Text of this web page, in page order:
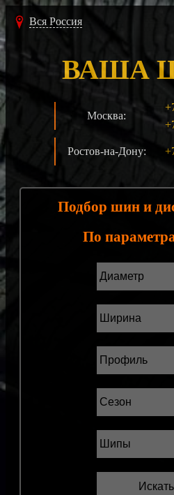
Вся Россия
Москва:
Ростов-на-Дону:
ВАША
Подбор шин и
По